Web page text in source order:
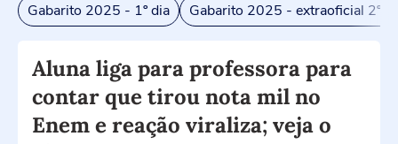
Gabarito 2025 - 1º dia Gabarito 2025 - extraoficial 2º
Aluna liga para professora para
contar que tirou nota mil no
Enem e reação viraliza; veja o